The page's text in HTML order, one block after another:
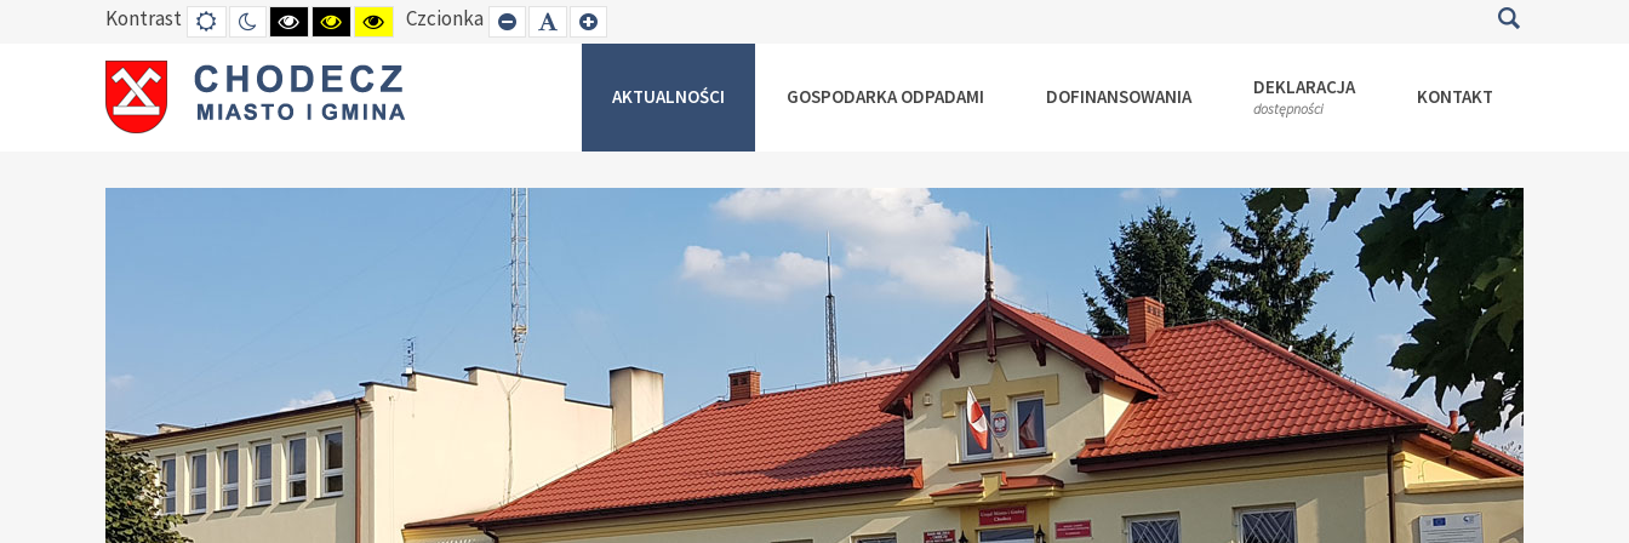
Kontrast DEFAULT
MODE
TRYB
NOCNY
HIGH
CONTRAST
BLACK
WHITE
MODE
HIGH
CONTRAST
BLACK
YELLOW
MODE
HIGH
CONTRAST
YELLOW
BLACK
MODE
Czcionka SET
SMALLER
SET
DEFAULT
SET
LARGER
AKTUALNOŚCI GOSPODARKA ODPADAMI DOFINANSOWANIA DEKLARACJA
dostępności KONTAKT